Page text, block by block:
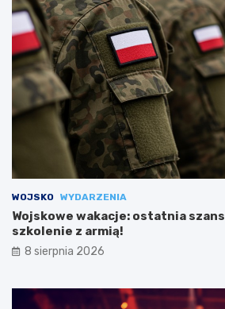
WOJSKO WYDARZENIA
Wojskowe wakacje: ostatnia
szkolenie z armią!
8 sierpnia 2026